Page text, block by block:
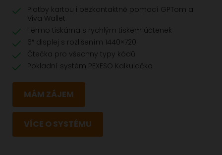
Platby kartou i bezkontaktně pomocí GPTom a
Viva Wallet
Termo tiskárna s rychlým tiskem účtenek
6″ displej s rozlišením 1440×720
Čtečka pro všechny typy kódů
Pokladní systém PEXESO Kalkulačka
MÁM ZÁJEM
VÍCE O SYSTÉMU